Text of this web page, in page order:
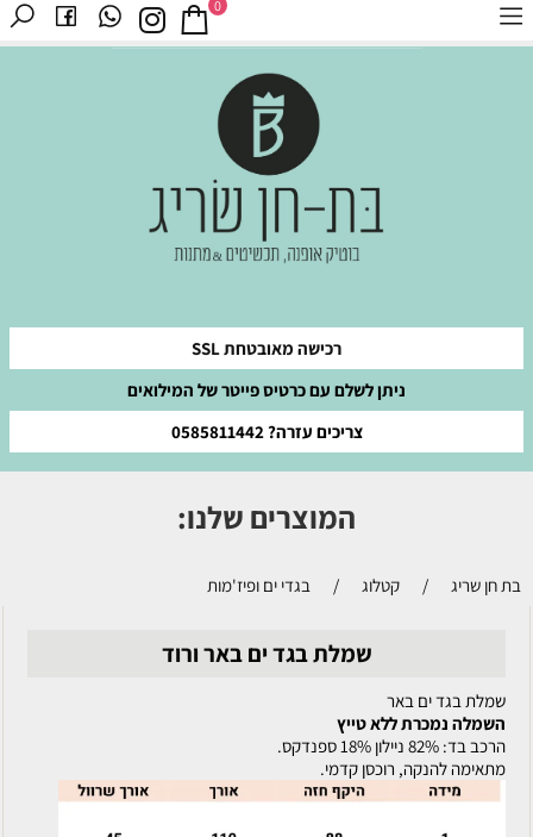
רכישה מאובטחת SSL
ניתן לשלם עם כרטיס פייטר של המילואים
צריכים עזרה? 0585811442
0
המוצרים שלנו:
בת חן שריג / קטלוג / בגדי ים ופיז'מות
שמלת בגד ים באר ורוד
שמלת בגד ים באר
השמלה נמכרת ללא טייץ
הרכב בד: 82% ניילון 18% ספנדקס.
מתאימה להנקה, רוכסן קדמי.